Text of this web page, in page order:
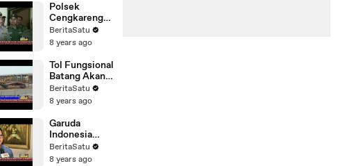
Polsek
Cengkareng
Gerebek
Rumah
Miras
BeritaSatu
8 years ago
Tol Fungsional
Batang Akan
Dibuka Satu
Lajur
BeritaSatu
8 years ago
Garuda
Indonesia
Minta Maaf
Terkait
BeritaSatu
8 years ago